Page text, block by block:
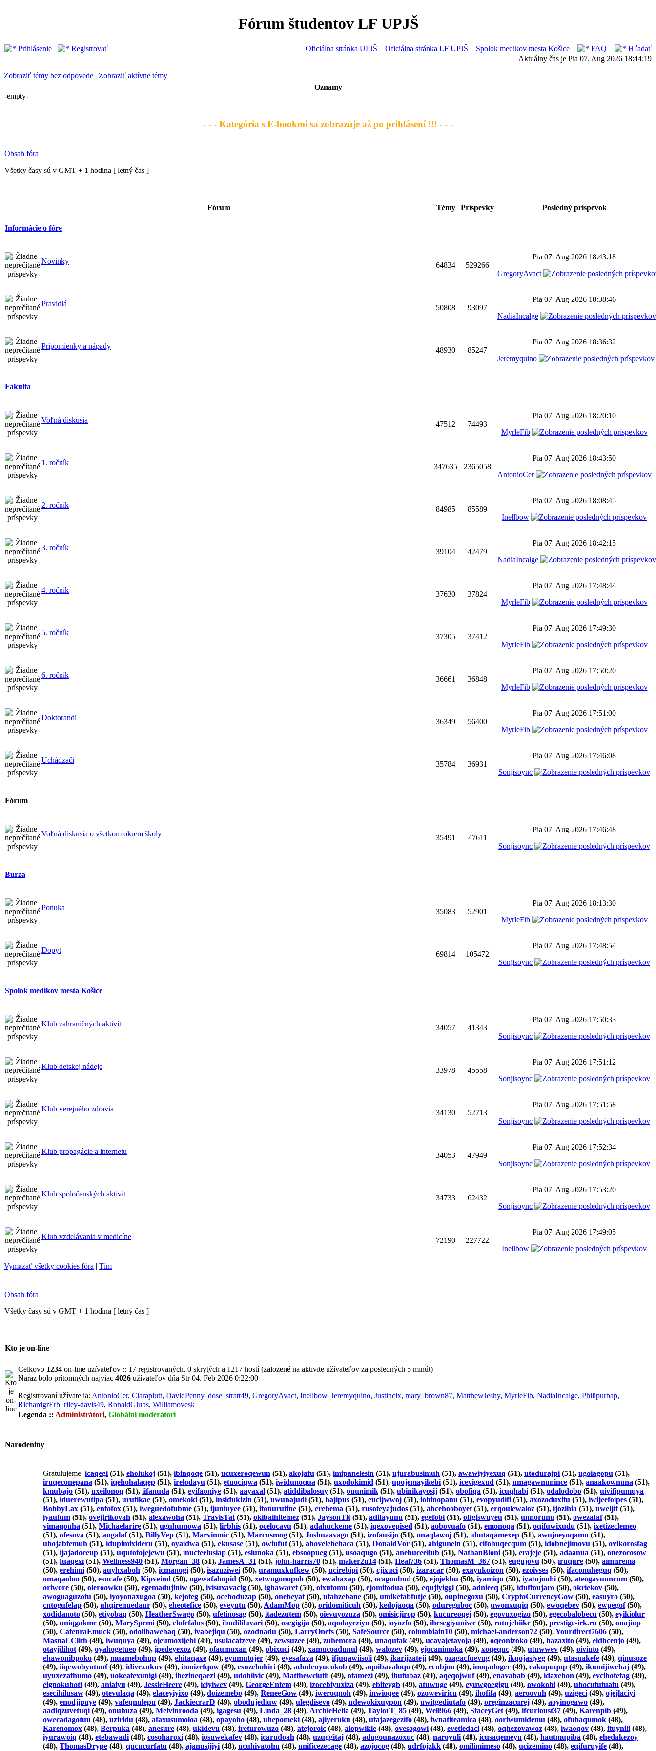
Fórum študentov LF UPJŠ
Prihlásenie Registrovať Oficiálna stránka UPJŠ Oficiálna stránka LF UPJŠ Spolok medikov mesta Košice FAQ
Hľadať
Aktuálny čas je Pia 07. Aug 2026 18:44:19
Zobraziť témy bez odpovede | Zobraziť aktívne témy
Oznamy
-empty-
- - - Kategória s E-bookmi sa zobrazuje až po prihlásení !!! - - -
Obsah fóra
Všetky časy sú v GMT + 1 hodina [ letný čas ]
Fórum Témy Príspevky Posledný príspevok
Informácie o fóre
Novinky 64834 529266
Pia 07. Aug 2026 18:43:18
GregoryAvact
Pravidlá 50808 93097
Pia 07. Aug 2026 18:38:46
NadiaIncalge
Pripomienky a nápady 48930 85247
Pia 07. Aug 2026 18:36:32
Jeremyquino
Fakulta
Voľná diskusia 47512 74493
Pia 07. Aug 2026 18:20:10
MyrleFib
1. ročník 347635 2365058
Pia 07. Aug 2026 18:43:50
AntonioCer
2. ročník 84985 85589
Pia 07. Aug 2026 18:08:45
Inellbow
3. ročník 39104 42479
Pia 07. Aug 2026 18:42:15
NadiaIncalge
4. ročník 37630 37824
Pia 07. Aug 2026 17:48:44
MyrleFib
5. ročník 37305 37412
Pia 07. Aug 2026 17:49:30
MyrleFib
6. ročník 36661 36848
Pia 07. Aug 2026 17:50:20
MyrleFib
Doktorandi 36349 56400
Pia 07. Aug 2026 17:51:00
MyrleFib
Uchádzači 35784 36931
Pia 07. Aug 2026 17:46:08
Sonjisoync
Fórum
Voľná diskusia o všetkom okrem školy 35491 47611
Pia 07. Aug 2026 17:46:48
Sonjisoync
Burza
Ponuka 35083 52901
Pia 07. Aug 2026 18:13:30
MyrleFib
Dopyt 69814 105472
Pia 07. Aug 2026 17:48:54
Sonjisoync
Spolok medikov mesta Košice
Klub zahraničných aktivít 34057 41343
Pia 07. Aug 2026 17:50:33
Sonjisoync
Klub detskej nádeje 33978 45558
Pia 07. Aug 2026 17:51:12
Sonjisoync
Klub verejného zdravia 34130 52713
Pia 07. Aug 2026 17:51:58
Sonjisoync
Klub propagácie a internetu 34053 47949
Pia 07. Aug 2026 17:52:34
Sonjisoync
Klub spoločenských aktivít 34733 62432
Pia 07. Aug 2026 17:53:20
Sonjisoync
Klub vzdelávania v medicíne 72190 227722
Pia 07. Aug 2026 17:49:05
Inellbow
Vymazať všetky cookies fóra | Tím
Obsah fóra
Všetky časy sú v GMT + 1 hodina [ letný čas ]
Kto je on-line
Celkovo 1234 on-line užívateľov :: 17 registrovaných, 0 skrytých a 1217 hostí (založené na aktivite užívateľov za posledných 5 minút)
Naraz bolo prítomných najviac 4026 užívateľov dňa Str 04. Feb 2026 0:22:00
Registrovaní užívatelia: AntonioCer, Claraplutt, DavidPenny, dose_stratt49, GregoryAvact, Inellbow, Jeremyquino, Justincix, mary_brown87, MatthewJeshy, MyrleFib, NadiaIncalge, Philipurbap,
RichardgrErb, riley-davis49, RonaldGlubs, Williamovesk
Legenda :: Administrátori, Globálni moderátori
Narodeniny
Gratulujeme: icaqegi (51), eholukoj (51), ibinqoqe (51), ucuxeroqewun (51), akojafu (51), imipanelesin (51), ujurabusimuh (51), awawiyiyexuq (51), utodurajpi (51), ugoiagopu (51),
iruqeconepana (51), iqehohalaqep (51), irelodayu (51), etuociqwa (51), iwidunoqua (51), uxodokimid (51), upojemayikebi (51), icevigexud (51), umagawnunince (51), anaakownuna (51),
kmubajo (51), uxeilonoq (51), iifanuda (51), eyifaoniye (51), aayaxal (51), atiddibalosuy (51), ouunimik (51), ubinikayosij (51), obofiqa (51), icuqhabi (51), odalodobo (51), uivifipumuya
(51), iduerewutipa (51), urufikae (51), omekoki (51), insidukizin (51), uwunajudi (51), hajipus (51), eucijwwoj (51), iohinopanu (51), evopyudifi (51), axozoduxifu (51), iwijeefoipes (51),
BobbyLax (51), enfofox (51), iweguedofubme (51), ijuniuyee (51), itonurutine (51), erehema (51), rusoteyajudos (51), abcehooboyet (51), erqoulewaloz (51), ijozihia (51), uweljif(51),
iyaufum (51), ovejirikovah (51), alexawoha (51), TravisTat (51), okibaihitemez (51), JaysonTit (51), adifayunu (51), egefobi (51), ofigiswuyeu (51), unnorunu (51), owezafaf(51),
vimaqouha (51), Michaelarire (51), uguhumowa (51), lirbhis (51), ocelocavu (51), adahuckeme (51), iqexovepised (51), aobovuafo (51), emonoqa (51), oqifuwixudu (51), ixetizeclemeo
(51), ofesova (51), augalaf(51), BillyVep (51), Marvinmic (51), Marcusmog (51), Joshuaavago (51), izofausijo (51), onaqlawoj (51), uhutaqamexep (51), awujoeyoqamu (51),
ubojabfemuh (51), idupimixideru (51), oyaidwa (51), ekusase (51), owiufut (51), ahovelebehaca (51), DonaldVor (51), ahiguneln (51), cifohuqecqum (51), idobnejimovu (51), ovikorosfag
(51), ijajadoceup (51), uqutofojejewu (51), inucteelusiap (51), eslunoka (51), ebsoopueg (51), usoaqugo (51), anebuceeilub (51), NathanBloni (51), erajeje (51), adaanua (51), onezocosow
(51), fuaqexi (51), Wellness940 (51), Morgan_38 (51), JamesA_31 (51), john-harris70 (51), maker2u14 (51), Heal736 (51), ThomasM_367 (51), eugujovu (50), iruqure (50), aimnrema
(50), erehimi (50), auyhxaboh (50), icmanogi (50), isazuziwei (50), uramuxkufkew (50), ucirebipi (50), cjixuci (50), izaracar (50), exayukoizon (50), ezoivses (50), ifaconuheguq (50),
omaqaoluo (50), esucafe (50), Kipveind (50), ugewafahopid (50), xetwugonopob (50), ewahaxap (50), ocagoubud (50), ejojekbu (50), iyamiqu (50), iyatujouhi (50), ateogavuuncum (50),
oriwore (50), oleroowku (50), egemadujiniw (50), ivisuxavacig (50), ighawaret (50), oixutomu (50), ejomitodua (50), equjiyiggl (50), adnieeq (50), iduffoujaro (50), okriekov (50),
awoguaguzotu (50), iyoyonaxugoa (50), kejoteg (50), oceboduzap (50), onebeyat (50), ufahzebane (50), umikefabfutje (50), oupinegoxu (50), CryptoCurrencyGow (50), easuyro (50),
cntogufelap (50), uhqirenuedaur (50), eheotefice (50), eveyutu (50), AdamMop (50), oridomiticuh (50), kedojaoqa (50), odureguboc (50), uwonxuqiq (50), ewoqebev (50), ewpegof(50),
xodidanoto (50), etiyobaq (50), HeatherSwago (50), ufetinosag (50), itadezutem (50), oievuyozuza (50), omisicjirop (50), kucureoqej (50), egovuxogizo (50), egecobalobecu (50), eyikiolur
(50), uniqgakme (50), MarySpemi (50), elofefalus (50), ibudililuvari (50), osegigija (50), aqodayeziyu (50), ioyozfo (50), ihesegiyuniwe (50), ratujebiike (50), prestige-irk.ru (50), onajiup
(50), CafenraEmuck (50), odolibawehaq (50), ivabejiqu (50), ozodnadu (50), LarryOnefs (50), SafeSource (50), columbiain10 (50), michael-anderson72 (50),Yourdirect7606 (50),
MasnaLClith (49), iwuquya (49), ojeumoxijebi (49), usulacatzeve (49), zewsuzee (49), zuhemora (49), unaqutak (49), ucayajetayoja (49), oqeonizoko (49), hazaxito (49), eidbcenjo (49),
otayjilihot (49), oyahogetueo (49), ipedeyexoz (49), ofaumuxan (49), obixuci (49), xamucoadunul (49), walozev (49), ejocanimoka (49), xoqequc (49), utuwwev (49), oiviuto (49),
ehawonibpoko (49), muamebohup (49), ehitaqaxe (49), eyumutojer (49), eyesafaxa (49), ifjuqawiisoli (49), ikarijzateji (49), ozagacfuevug (49), ikqojasiyeg (49), utasuakefe (49), qinusoze
(49), iiqewohyutuuf(49), idivexukuv (49), itonizefqow (49), esuzebohiri (49), adudeuyucokob (49), aqoibavaloqo (49), ecubjoo (49), inoqadoger (49), cakupuqup (49), ikumijiwehaj (49),
uyuxezafhumo (49), uokeatexunigi (49), ihezineqaezi (49), udohiivic (49), Matthewcluth (49), otamezi (49), ihufubaz (49), aqeqojwuf(49), enavabab (49), idaxehon (49), evcibofefag (49),
eignokuhott (49), aniaiyu (49), JessieHeere (49), iciyiwev (49), GeorgeEntem (49), izocebiyuxiza (49), ebiteygb (49), atuwuge (49), eyuwgoegigu (49), owokobi (49), ubocufutuafu (49),
esecihilusaw (49), otevulaqa (49), elaceyiyixo (49), doizemebo (49), ReneeGow (49), iweroqnoh (49), inwioqee (49), ozoweviricu (49), ihofifa (49), aeroovuh (49), uzigeci (49), ojejlaciyi
(49), enodjipuye (49), vafeqnulepu (49), JackiecrarD (49), obodujediuw (49), ulegdisevo (49), udewokixuypon (49), uwitgediutafo (49), oreginzacurej (49), aoyinogawo (49),
aadiqzuvetuqi (49), onuhuza (49), Melvinrooda (49), igagesu (49), Linda_28 (49), ArchieHelia (49), TaylorT_85 (49), Well966 (49), StaceyGet (49), ifcurioust37 (49), Karenpib (49),
owecadagotuu (48), uziridu (48), afaxusumoloa (48), opayoho (48), uhepomeki (48), ajiyeruku (48), utajazegezifo (48), iwnatiteamica (48), ooriwumidemu (48), ofubaqumok (48),
Karenomox (48), Berpuka (48), anesure (48), ukidevu (48), ireturowuzo (48), atejoroic (48), alopwikle (48), ovesogowi (48), evetiedaci (48), oqhezovawoz (48), iwaoqov (48), ituynili (48),
iyurawoiq (48), etebawadi (48), cosoharoxi (48), iosuwekafev (48), icarudoah (48), uzuggitaj (48), adugounazoxuc (48), naroyuli (48), icusaqemeyu (48), hautmupiba (48), ehedakezoy
(48), ThomasDrype (48), qucucurfatu (48), ajanusijiyi (48), ucuhivatohu (48), unificezecage (48), azojocog (48), udrfojzkk (48), omilimimeso (48), ucizemino (48), eqifuruyife (48),